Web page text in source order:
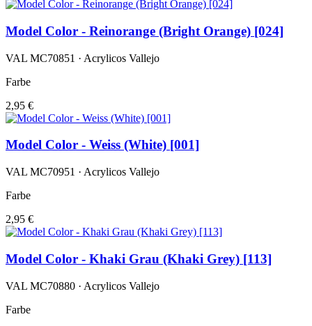
Model Color - Reinorange (Bright Orange) [024]
VAL MC70851 · Acrylicos Vallejo
Farbe
2,95 €
Model Color - Weiss (White) [001]
VAL MC70951 · Acrylicos Vallejo
Farbe
2,95 €
Model Color - Khaki Grau (Khaki Grey) [113]
VAL MC70880 · Acrylicos Vallejo
Farbe